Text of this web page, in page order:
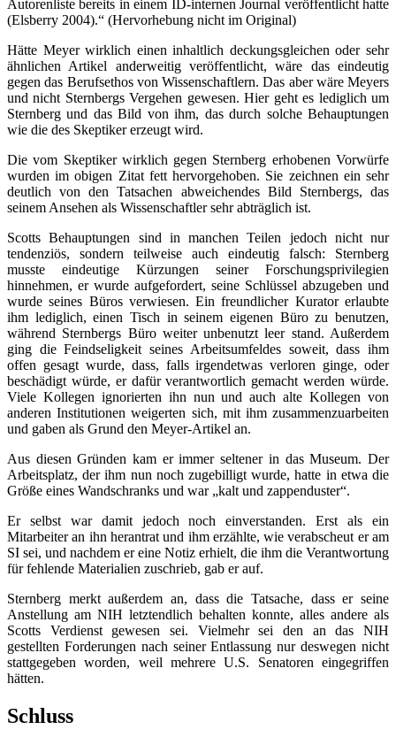
Autorenliste bereits in einem ID-internen Journal veröffentlicht hatte
(Elsberry 2004).“ (Hervorhebung nicht im Original)
Hätte Meyer wirklich einen inhaltlich deckungsgleichen oder sehr
ähnlichen Artikel anderweitig veröffentlicht, wäre das eindeutig
gegen das Berufsethos von Wissenschaftlern. Das aber wäre Meyers
und nicht Sternbergs Vergehen gewesen. Hier geht es lediglich um
Sternberg und das Bild von ihm, das durch solche Behauptungen
wie die des Skeptiker erzeugt wird.
Die vom Skeptiker wirklich gegen Sternberg erhobenen Vorwürfe
wurden im obigen Zitat fett hervorgehoben. Sie zeichnen ein sehr
deutlich von den Tatsachen abweichendes Bild Sternbergs, das
seinem Ansehen als Wissenschaftler sehr abträglich ist.
Scotts Behauptungen sind in manchen Teilen jedoch nicht nur
tendenziös, sondern teilweise auch eindeutig falsch: Sternberg
musste eindeutige Kürzungen seiner Forschungsprivilegien
hinnehmen, er wurde aufgefordert, seine Schlüssel abzugeben und
wurde seines Büros verwiesen. Ein freundlicher Kurator erlaubte
ihm lediglich, einen Tisch in seinem eigenen Büro zu benutzen,
während Sternbergs Büro weiter unbenutzt leer stand. Außerdem
ging die Feindseligkeit seines Arbeitsumfeldes soweit, dass ihm
offen gesagt wurde, dass, falls irgendetwas verloren ginge, oder
beschädigt würde, er dafür verantwortlich gemacht werden würde.
Viele Kollegen ignorierten ihn nun und auch alte Kollegen von
anderen Institutionen weigerten sich, mit ihm zusammenzuarbeiten
und gaben als Grund den Meyer-Artikel an.
Aus diesen Gründen kam er immer seltener in das Museum. Der
Arbeitsplatz, der ihm nun noch zugebilligt wurde, hatte in etwa die
Größe eines Wandschranks und war „kalt und zappenduster“.
Er selbst war damit jedoch noch einverstanden. Erst als ein
Mitarbeiter an ihn herantrat und ihm erzählte, wie verabscheut er am
SI sei, und nachdem er eine Notiz erhielt, die ihm die Verantwortung
für fehlende Materialien zuschrieb, gab er auf.
Sternberg merkt außerdem an, dass die Tatsache, dass er seine
Anstellung am NIH letztendlich behalten konnte, alles andere als
Scotts Verdienst gewesen sei. Vielmehr sei den an das NIH
gestellten Forderungen nach seiner Entlassung nur deswegen nicht
stattgegeben worden, weil mehrere U.S. Senatoren eingegriffen
hätten.
Schluss